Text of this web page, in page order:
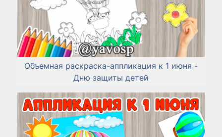
Объемная раскраска-аппликация к 1 июня -
Дню защиты детей